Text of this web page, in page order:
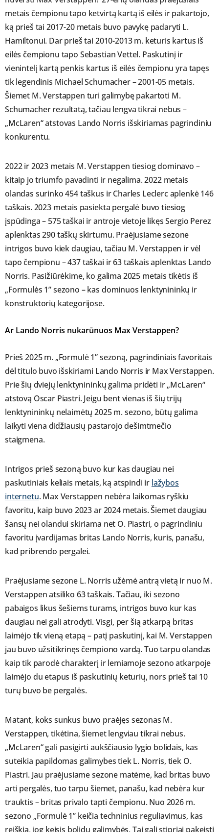
metais čempionu tapo ketvirtą kartą iš eilės ir pakartojo,
ką prieš tai 2017-20 metais buvo pavykę padaryti L.
Hamiltonui. Dar prieš tai 2010-2013 m. keturis kartus iš
eilės čempionu tapo Sebastian Vettel. Paskutinį ir
vienintelį kartą penkis kartus iš eilės čempionu yra tapęs
tik legendinis Michael Schumacher – 2001-05 metais.
Šiemet M. Verstappen turi galimybę pakartoti M.
Schumacher rezultatą, tačiau lengva tikrai nebus –
„McLaren“ atstovas Lando Norris išskiriamas pagrindiniu
konkurentu.
2022 ir 2023 metais M. Verstappen tiesiog dominavo –
kitaip jo triumfo pavadinti ir negalima. 2022 metais
olandas surinko 454 taškus ir Charles Leclerc aplenkė 146
taškais. 2023 metais pasiekta pergalė buvo tiesiog
įspūdinga – 575 taškai ir antroje vietoje likęs Sergio Perez
aplenktas 290 taškų skirtumu. Praėjusiame sezone
intrigos buvo kiek daugiau, tačiau M. Verstappen ir vėl
tapo čempionu – 437 taškai ir 63 taškais aplenktas Lando
Norris. Pasižiūrėkime, ko galima 2025 metais tikėtis iš
„Formulės 1” sezono – kas dominuos lenktynininkų ir
konstruktorių kategorijose.
Ar Lando Norris nukarūnuos Max Verstappen?
Prieš 2025 m. „Formulė 1” sezoną, pagrindiniais favoritais
dėl titulo buvo išskiriami Lando Norris ir Max Verstappen.
Prie šių dviejų lenktynininkų galima pridėti ir „McLaren“
atstovą Oscar Piastri. Jeigu bent vienas iš šių trijų
lenktynininkų nelaimėtų 2025 m. sezono, būtų galima
laikyti viena didžiausių pastarojo dešimtmečio
staigmena.
Intrigos prieš sezoną buvo kur kas daugiau nei
paskutiniais keliais metais, ką atspindi ir lažybos
internetu. Max Verstappen nebėra laikomas ryškiu
favoritu, kaip buvo 2023 ar 2024 metais. Šiemet daugiau
šansų nei olandui skiriama net O. Piastri, o pagrindiniu
favoritu įvardijamas britas Lando Norris, kuris, panašu,
kad pribrendo pergalei.
Praėjusiame sezone L. Norris užėmė antrą vietą ir nuo M.
Verstappen atsiliko 63 taškais. Tačiau, iki sezono
pabaigos likus šešiems turams, intrigos buvo kur kas
daugiau nei gali atrodyti. Visgi, per šią atkarpą britas
laimėjo tik vieną etapą – patį paskutinį, kai M. Verstappen
jau buvo užsitikrinęs čempiono vardą. Tuo tarpu olandas
kaip tik parodė charakterį ir lemiamoje sezono atkarpoje
laimėjo du etapus iš paskutinių keturių, nors prieš tai 10
turų buvo be pergalės.
Matant, koks sunkus buvo praėjęs sezonas M.
Verstappen, tikėtina, šiemet lengviau tikrai nebus.
„McLaren“ gali pasigirti aukščiausio lygio bolidais, kas
suteikia papildomas galimybes tiek L. Norris, tiek O.
Piastri. Jau praėjusiame sezone matėme, kad britas buvo
arti pergalės, tuo tarpu šiemet, panašu, kad nebėra kur
trauktis – britas privalo tapti čempionu. Nuo 2026 m.
sezono „Formulė 1” keičia techninius reguliavimus, kas
reiškia, jog keisis bolidų galimybės. Tai gali stipriai pakeisti